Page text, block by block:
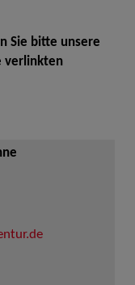
Sie bitte unsere
verlinkten